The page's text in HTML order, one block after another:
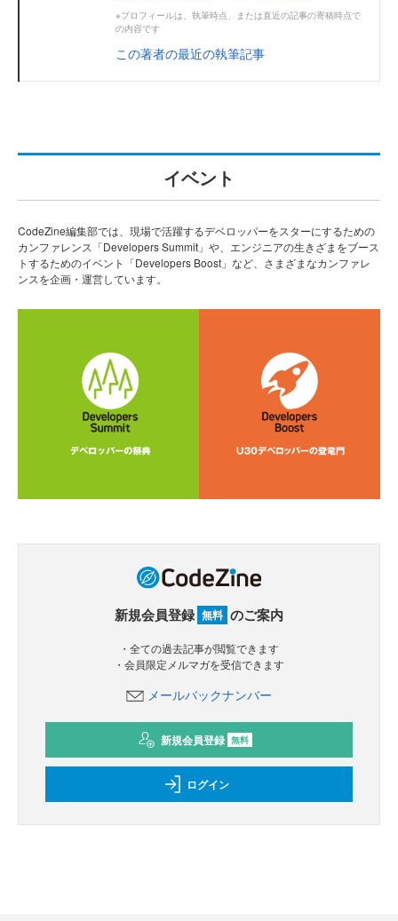
※プロフィールは、執筆時点、または直近の記事の寄稿時点で
の内容です
この著者の最近の執筆記事
イベント
CodeZine編集部では、現場で活躍するデベロッパーをスターにするための
カンファレンス「Developers Summit」や、エンジニアの生きざまをブース
トするためのイベント「Developers Boost」など、さまざまなカンファレ
ンスを企画・運営しています。
新規会員登録 無料 のご案内
・全ての過去記事が閲覧できます
・会員限定メルマガを受信できます
メールバックナンバー
新規会員登録 無料
ログイン